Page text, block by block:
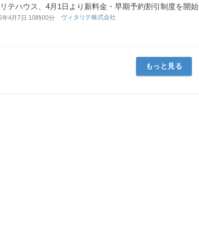
テハウス、4月1日より新料金・早期予約割引制度を開始
年4月7日 10時00分 ヴィタリテ株式会社
もっと見る